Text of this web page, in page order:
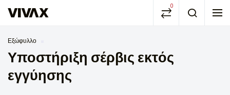
0
Εξώφυλλο
Υποστήριξη σέρβις εκτός
εγγύησης